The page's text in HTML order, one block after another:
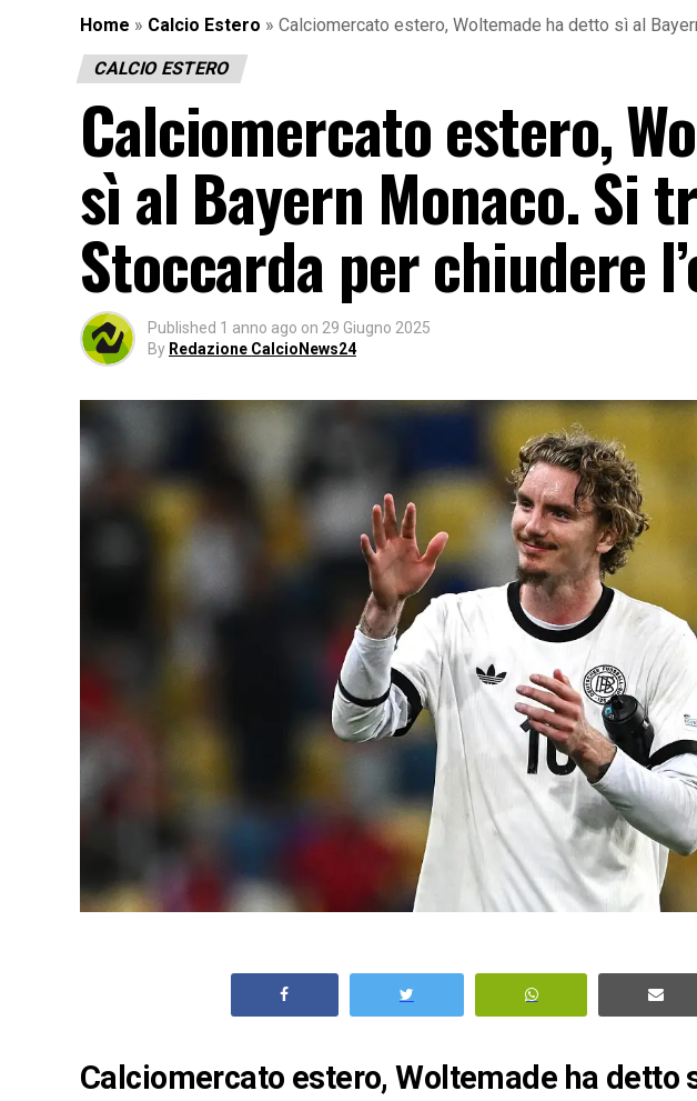
Home » Calcio Estero » Calciomercato estero, Woltemade ha detto sì al
CALCIO ESTERO
Calciomercato estero,
sì al Bayern Monaco. Si
Stoccarda per chiudere
Published 1 anno ago on 29 Giugno 2025
By Redazione CalcioNews24
Calciomercato estero, Woltemade ha detto